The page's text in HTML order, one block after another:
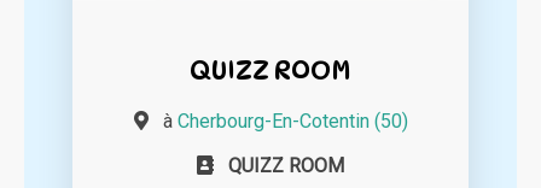
QUIZZ ROOM
à Cherbourg-En-Cotentin (50)
QUIZZ ROOM